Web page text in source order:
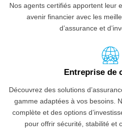
Nos agents certifiés apportent leur
avenir financier avec les
d’assurance et
Entreprise de
Découvrez des solutions
gamme adaptées à vos besoins.
complète et des options
pour offrir sécurité, stabilité et